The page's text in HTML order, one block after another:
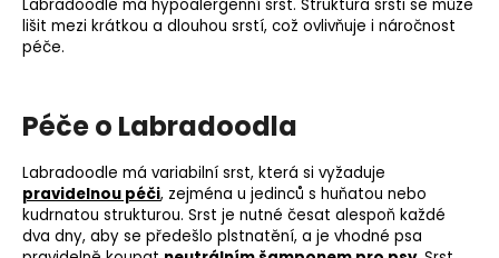
Labradoodle má hypoalergenní srst. Struktura srsti se může
lišit mezi krátkou a dlouhou srstí, což ovlivňuje i náročnost
péče.
Péče o Labradoodla
Labradoodle má variabilní srst, která si vyžaduje
pravidelnou péči, zejména u jedinců s huňatou nebo
kudrnatou strukturou. Srst je nutné česat alespoň každé
dva dny, aby se předešlo plstnatění, a je vhodné psa